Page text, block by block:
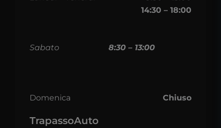
14:30 – 18:00
Sabato 8:30 – 13:00
Domenica Chiuso
TrapassoAuto